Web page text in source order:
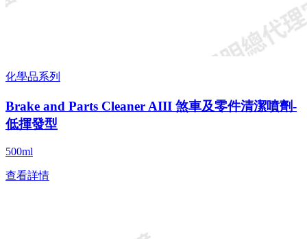
化學品系列
Brake and Parts Cleaner AIII 煞車及零件清潔噴劑-
低揮發型
500ml
查看詳情